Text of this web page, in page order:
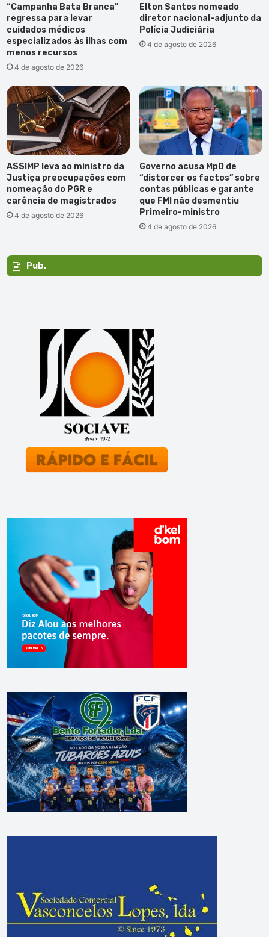
“Campanha Bata Branca”
regressa para levar
cuidados médicos
especializados às ilhas com
menos recursos
4 de agosto de 2026
Elton Santos nomeado
diretor nacional-adjunto da
Polícia Judiciária
4 de agosto de 2026
ASSIMP leva ao ministro da
Justiça preocupações com
nomeação do PGR e
carência de magistrados
4 de agosto de 2026
Governo acusa MpD de
“distorcer os factos” sobre
contas públicas e garante
que FMI não desmentiu
Primeiro-ministro
4 de agosto de 2026
Pub.